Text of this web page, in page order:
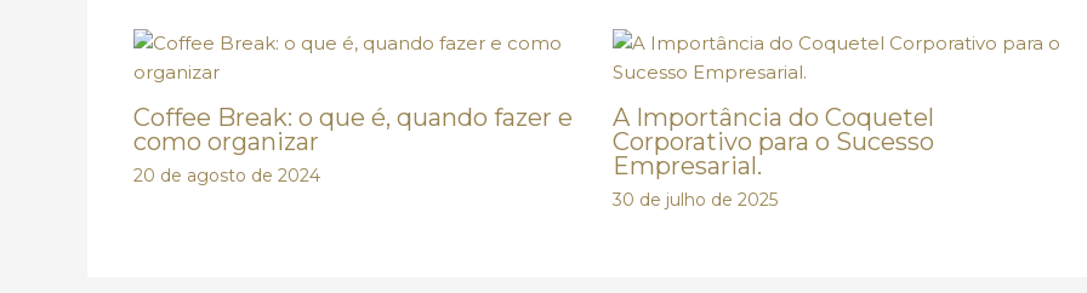
Coffee Break: o que é, quando fazer e
como organizar
20 de agosto de 2024
A Importância do Coquetel
Corporativo para o Sucesso
Empresarial.
30 de julho de 2025